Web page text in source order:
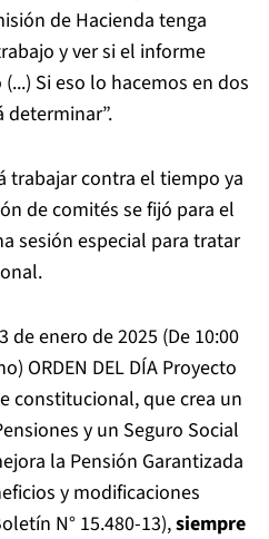
de Hacienda tenga
y ver si el informe
Si eso lo hacemos en dos
determinar”.
trabajar contra el tiempo ya
de comités se fijó para el
sesión especial para tratar
de enero de 2025 (De 10:00
ORDEN DEL DÍA Proyecto
constitucional, que crea un
y un Seguro Social
la Pensión Garantizada
y modificaciones
N° 15.480-13),siempre